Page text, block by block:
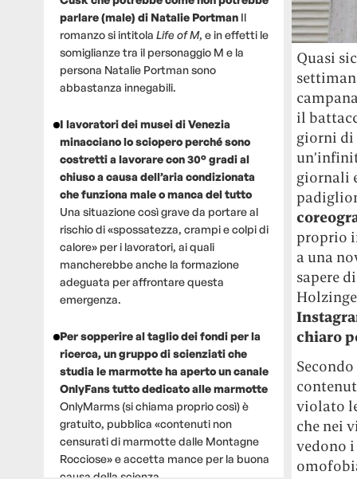
parlare (male) di Natalie Portman Il
romanzo si intitola Life of M, e in effetti le
somiglianze tra il personaggio M e la
persona Natalie Portman sono
abbastanza innegabili.
I lavoratori dei musei di Venezia
minacciano lo sciopero perché sono
costretti a lavorare con 30° gradi al
chiuso a causa dell’aria condizionata
che funziona male o manca del tutto
Una situazione così grave da portare al
rischio di «spossatezza, crampi e colpi di
calore» per i lavoratori, ai quali
mancherebbe anche la formazione
adeguata per affrontare questa
emergenza.
Per sopperire al taglio dei fondi per la
ricerca, un gruppo di scienziati che
studia le marmotte ha aperto un canale
OnlyFans tutto dedicato alle marmotte
OnlyMarms (si chiama proprio così) è
gratuito, pubblica «contenuti non
censurati di marmotte dalle Montagne
Rocciose» e accetta mance per la buona
causa della scienza.
Quasi
il
giorni di
giornali
proprio
a una
sapere
chiaro
violato
che nei
vedono